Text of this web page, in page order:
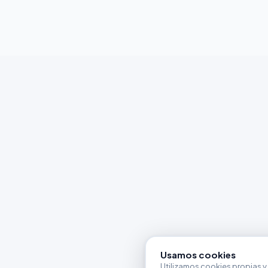
Usamos cookies
Utilizamos cookies propias